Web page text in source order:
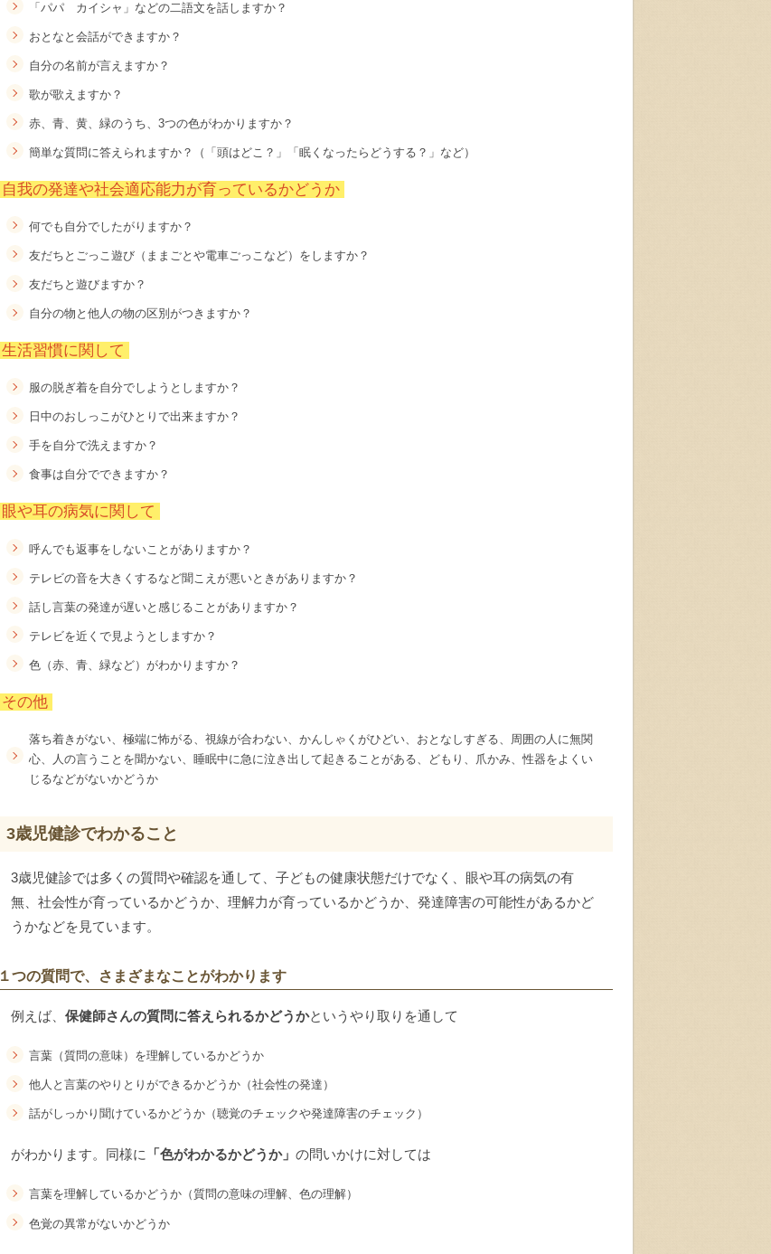
「パパ カイシャ」などの二語文を話しますか？
おとなと会話ができますか？
自分の名前が言えますか？
歌が歌えますか？
赤、青、黄、緑のうち、3つの色がわかりますか？
簡単な質問に答えられますか？（「頭はどこ？」「眠くなったらどうする？」など）
自我の発達や社会適応能力が育っているかどうか
何でも自分でしたがりますか？
友だちとごっこ遊び（ままごとや電車ごっこなど）をしますか？
友だちと遊びますか？
自分の物と他人の物の区別がつきますか？
生活習慣に関して
服の脱ぎ着を自分でしようとしますか？
日中のおしっこがひとりで出来ますか？
手を自分で洗えますか？
食事は自分でできますか？
眼や耳の病気に関して
呼んでも返事をしないことがありますか？
テレビの音を大きくするなど聞こえが悪いときがありますか？
話し言葉の発達が遅いと感じることがありますか？
テレビを近くで見ようとしますか？
色（赤、青、緑など）がわかりますか？
その他
落ち着きがない、極端に怖がる、視線が合わない、かんしゃくがひどい、おとなしすぎる、周囲の人に無関
心、人の言うことを聞かない、睡眠中に急に泣き出して起きることがある、どもり、爪かみ、性器をよくい
じるなどがないかどうか
3歳児健診でわかること
3歳児健診では多くの質問や確認を通して、子どもの健康状態だけでなく、眼や耳の病気の有
無、社会性が育っているかどうか、理解力が育っているかどうか、発達障害の可能性があるかど
うかなどを見ています。
１つの質問で、さまざまなことがわかります
例えば、 保健師さんの質問に答えられるかどうかというやり取りを通して
言葉（質問の意味）を理解しているかどうか
他人と言葉のやりとりができるかどうか（社会性の発達）
話がしっかり聞けているかどうか（聴覚のチェックや発達障害のチェック）
がわかります。同様に 「色がわかるかどうか」 の問いかけに対しては
言葉を理解しているかどうか（質問の意味の理解、色の理解）
色覚の異常がないかどうか